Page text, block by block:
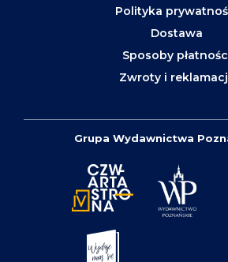
Polityka
Dostawa
Sposoby
Zwroty i
Grupa Wydawnictwa